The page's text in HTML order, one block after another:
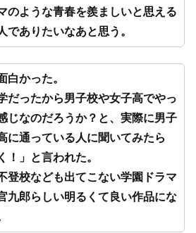
のような青春を羨ましいと思える
でありたいなあと思う。
白かった。
だったから男子校や女子高でやっ
じなのだろうか？と、実際に男子
に通っている人に聞いてみたら
！」と言われた。
登校なども出てこない学園ドラマ
九郎らしい明るくて良い作品にな